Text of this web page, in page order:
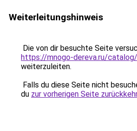
Weiterleitungshinweis
Die von dir besuchte Seite
https://mnogo-dereva.ru/
weiterzuleiten.
Falls du diese Seite nicht
du zur vorherigen Seite